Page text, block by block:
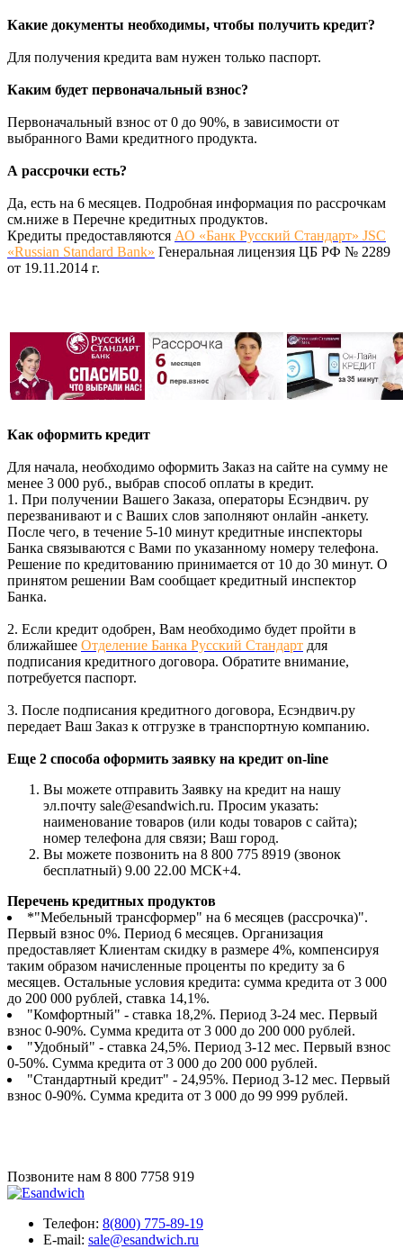
Какие документы необходимы, чтобы получить кредит?
Для получения кредита вам нужен только паспорт.
Каким будет первоначальный взнос?
Первоначальный взнос от 0 до 90%, в зависимости от
выбранного Вами кредитного продукта.
А рассрочки есть?
Да, есть на 6 месяцев. Подробная информация по рассрочкам
см.ниже в Перечне кредитных продуктов.
Кредиты предоставляются АО «Банк Русский Стандарт» JSC
«Russian Standard Bank» Генеральная лицензия ЦБ РФ № 2289
от 19.11.2014 г.
Как оформить кредит
Для начала, необходимо оформить Заказ на сайте на сумму не
менее 3 000 руб., выбрав способ оплаты в кредит.
1. При получении Вашего Заказа, операторы Есэндвич. ру
перезванивают и с Ваших слов заполняют онлайн -анкету.
После чего, в течение 5-10 минут кредитные инспекторы
Банка связываются с Вами по указанному номеру телефона.
Решение по кредитованию принимается от 10 до 30 минут. О
принятом решении Вам сообщает кредитный инспектор
Банка.
2. Если кредит одобрен, Вам необходимо будет пройти в
ближайшее Отделение Банка Русский Стандарт для
подписания кредитного договора. Обратите внимание,
потребуется паспорт.
3. После подписания кредитного договора, Есэндвич.ру
передает Ваш Заказ к отгрузке в транспортную компанию.
Еще 2 способа оформить заявку на кредит on-line
Вы можете отправить Заявку на кредит на нашу
эл.почту sale@esandwich.ru. Просим указать:
наименование товаров (или коды товаров с сайта);
номер телефона для связи; Ваш город.
Вы можете позвонить на 8 800 775 8919 (звонок
бесплатный) 9.00 22.00 МСК+4.
Перечень кредитных продуктов
*"Мебельный трансформер" на 6 месяцев (рассрочка)".
Первый взнос 0%. Период 6 месяцев. Организация
предоставляет Клиентам скидку в размере 4%, компенсируя
таким образом начисленные проценты по кредиту за 6
месяцев. Остальные условия кредита: сумма кредита от 3 000
до 200 000 рублей, ставка 14,1%.
"Комфортный" - ставка 18,2%. Период 3-24 мес. Первый
взнос 0-90%. Сумма кредита от 3 000 до 200 000 рублей.
"Удобный" - ставка 24,5%. Период 3-12 мес. Первый взнос
0-50%. Сумма кредита от 3 000 до 200 000 рублей.
"Стандартный кредит" - 24,95%. Период 3-12 мес. Первый
взнос 0-90%. Сумма кредита от 3 000 до 99 999 рублей.
Позвоните нам 8 800 7758 919
Телефон: 8(800) 775-89-19
E-mail: sale@esandwich.ru